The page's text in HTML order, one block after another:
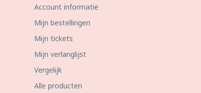
Account informatie
Mijn bestellingen
Mijn tickets
Mijn verlanglijst
Vergelijk
Alle producten